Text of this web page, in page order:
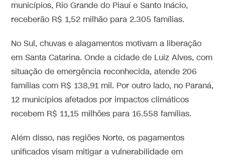
municípios, Rio Grande do Piauí e Santo Inácio,
receberão R$ 1,52 milhão para 2.305 famílias.
No Sul, chuvas e alagamentos motivam a liberação
em Santa Catarina. Onde a cidade de Luiz Alves, com
situação de emergência reconhecida, atende 206
famílias com R$ 138,91 mil. Por outro lado, no Paraná,
12 municípios afetados por impactos climáticos
recebem R$ 11,15 milhões para 16.558 famílias.
Além disso, nas regiões Norte, os pagamentos
unificados visam mitigar a vulnerabilidade em